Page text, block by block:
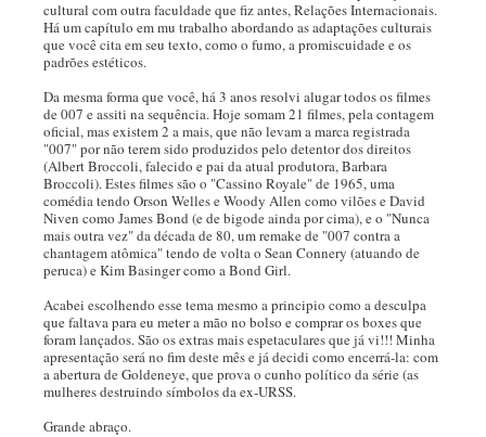
cultural com outra faculdade que fiz antes, Relações Internacionais.
Há um capítulo em mu trabalho abordando as adaptações culturais
que você cita em seu texto, como o fumo, a promiscuidade e os
padrões estéticos.
Da mesma forma que você, há 3 anos resolvi alugar todos os filmes
de 007 e assiti na sequência. Hoje somam 21 filmes, pela contagem
oficial, mas existem 2 a mais, que não levam a marca registrada
"007" por não terem sido produzidos pelo detentor dos direitos
(Albert Broccoli, falecido e pai da atual produtora, Barbara
Broccoli). Estes filmes são o "Cassino Royale" de 1965, uma
comédia tendo Orson Welles e Woody Allen como vilões e David
Niven como James Bond (e de bigode ainda por cima), e o "Nunca
mais outra vez" da década de 80, um remake de "007 contra a
chantagem atômica" tendo de volta o Sean Connery (atuando de
peruca) e Kim Basinger como a Bond Girl.
Acabei escolhendo esse tema mesmo a principio como a desculpa
que faltava para eu meter a mão no bolso e comprar os boxes que
foram lançados. São os extras mais espetaculares que já vi!!! Minha
apresentação será no fim deste mês e já decidi como encerrá-la: com
a abertura de Goldeneye, que prova o cunho político da série (as
mulheres destruindo símbolos da ex-URSS.
Grande abraço.